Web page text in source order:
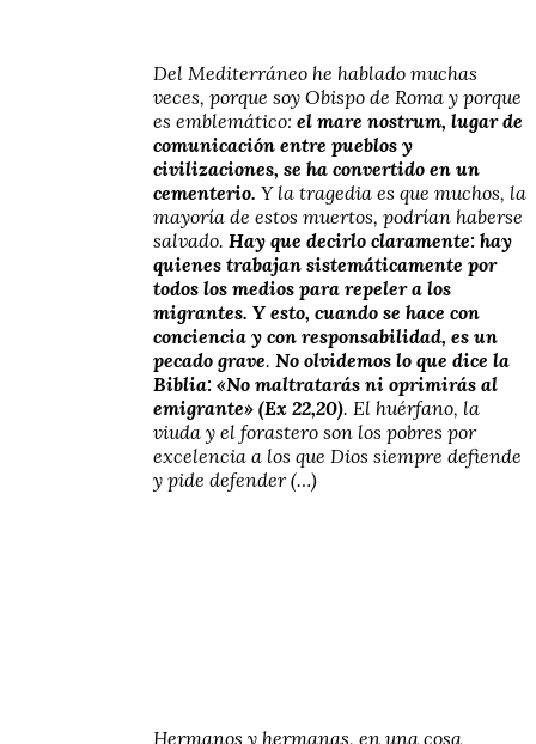
Del Mediterráneo he hablado muchas
veces, porque soy Obispo de Roma y porque
es emblemático: el mare nostrum, lugar de
comunicación entre pueblos y
civilizaciones, se ha convertido en un
cementerio. Y la tragedia es que muchos, la
mayoría de estos muertos, podrían haberse
salvado. Hay que decirlo claramente: hay
quienes trabajan sistemáticamente por
todos los medios para repeler a los
migrantes. Y esto, cuando se hace con
conciencia y con responsabilidad, es un
pecado grave. No olvidemos lo que dice la
Biblia: «No maltratarás ni oprimirás al
emigrante» (Ex 22,20). El huérfano, la
viuda y el forastero son los pobres por
excelencia a los que Dios siempre defiende
y pide defender (…)
Hermanos y hermanas, en una cosa